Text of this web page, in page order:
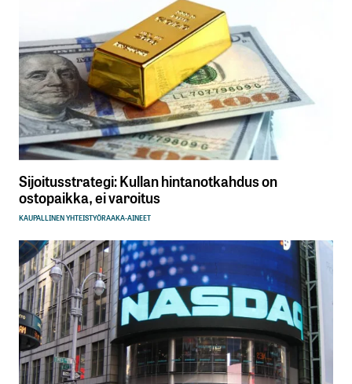
Sijoitusstrategi: Kullan hintanotkahdus on
ostopaikka, ei varoitus
KAUPALLINEN YHTEISTYÖRAAKA-AINEET